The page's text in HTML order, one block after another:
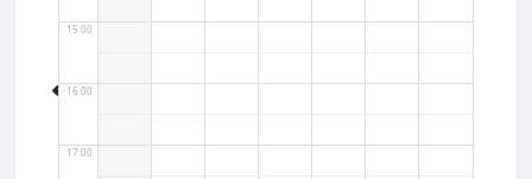
15:00
16:00
17:00